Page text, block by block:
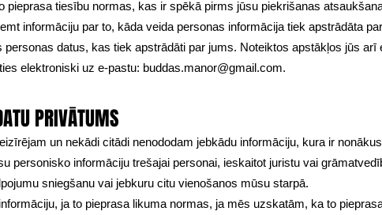
pieprasa tiesību normas, kas ir spēkā pirms jūsu piekrišanas
informāciju par to, kāda veida personas informācija tiek apstrādāta
personas datus, kas tiek apstrādāti par jums. Noteiktos apstākļos jūs
elektroniski uz e-pastu: buddas.manor@gmail.com.
PRIVĀTUMS
un nekādi citādi nenododam jebkādu informāciju, kura ir
personisko informāciju trešajai personai, ieskaitot juristu vai
sniegšanu vai jebkuru citu vienošanos mūsu starpā.
ja to pieprasa likuma normas, ja mēs uzskatām, ka to